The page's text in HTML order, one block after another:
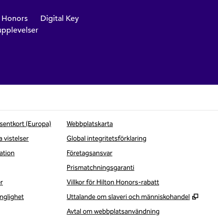
Digital Key
(Europa)
vistelser
Webbplatskarta
Global integritetsförklaring
Företagsansvar
Prismatchningsgaranti
Villkor för Hilton Honors-rabatt
Uttalande om slaveri och människohandel
,
Avtal om webbplatsanvändning